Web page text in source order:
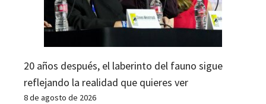
20 años después, el laberinto del fauno sigue
reflejando la realidad que quieres ver
8 de agosto de 2026